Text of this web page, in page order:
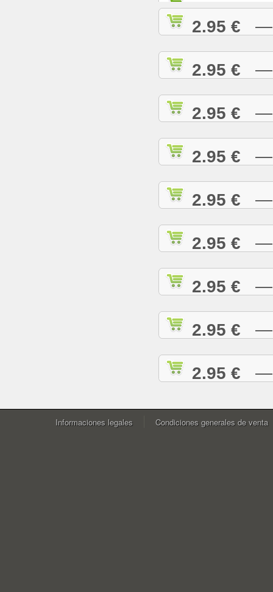
2.95 € —
2.95 € —
2.95 € —
2.95 € —
2.95 € —
2.95 € —
2.95 € —
2.95 € —
2.95 € —
Informaciones legales Condiciones generales de venta